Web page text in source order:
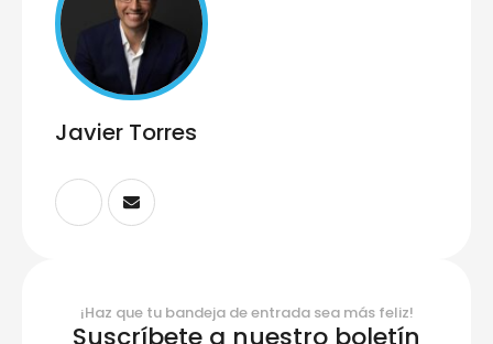
Javier Torres
¡Haz que tu bandeja de entrada sea más feliz!
Suscríbete a nuestro boletín